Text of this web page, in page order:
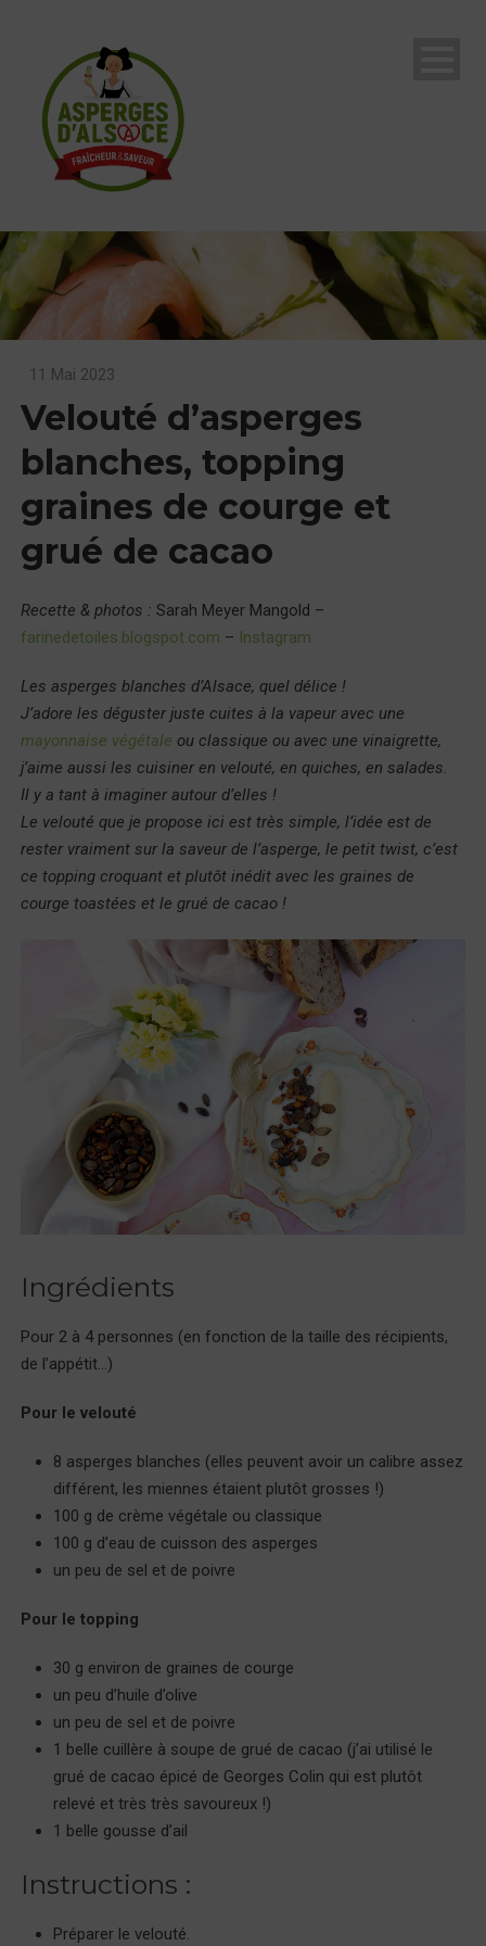
11 Mai 2023
Velouté d’asperges
blanches, topping
graines de courge et
grué de cacao
Recette & photos : Sarah Meyer Mangold –
farinedetoiles.blogspot.com – Instagram
Les asperges blanches d’Alsace, quel délice !
J’adore les déguster juste cuites à la vapeur avec une
mayonnaise végétale ou classique ou avec une vinaigrette,
j’aime aussi les cuisiner en velouté, en quiches, en salades.
Il y a tant à imaginer autour d’elles !
Le velouté que je propose ici est très simple, l’idée est de
rester vraiment sur la saveur de l’asperge, le petit twist, c’est
ce topping croquant et plutôt inédit avec les graines de
courge toastées et le grué de cacao !
Ingrédients
Pour 2 à 4 personnes (en fonction de la taille des récipients,
de l’appétit…)
Pour le velouté
8 asperges blanches (elles peuvent avoir un calibre assez
différent, les miennes étaient plutôt grosses !)
100 g de crème végétale ou classique
100 g d’eau de cuisson des asperges
un peu de sel et de poivre
Pour le topping
30 g environ de graines de courge
un peu d’huile d’olive
un peu de sel et de poivre
1 belle cuillère à soupe de grué de cacao (j’ai utilisé le
grué de cacao épicé de Georges Colin qui est plutôt
relevé et très très savoureux !)
1 belle gousse d’ail
Instructions :
Préparer le velouté.